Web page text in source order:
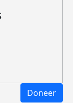
Doneer